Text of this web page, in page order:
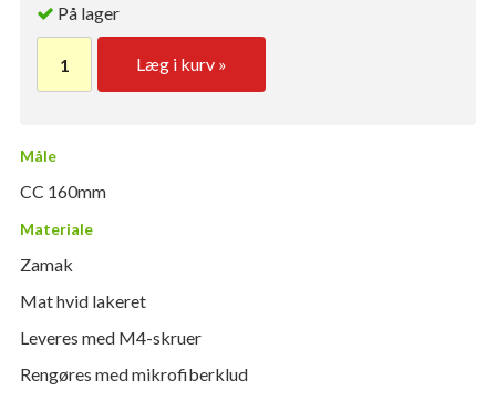
På lager
Læg i kurv »
Måle
CC 160mm
Materiale
Zamak
Mat hvid lakeret
Leveres med M4-skruer
Rengøres med mikrofiberklud